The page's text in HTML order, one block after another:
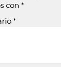
con *
*